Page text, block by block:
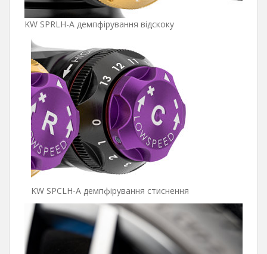
KW SPRLH-A демпфірування відскоку
KW SPCLH-A демпфірування стиснення